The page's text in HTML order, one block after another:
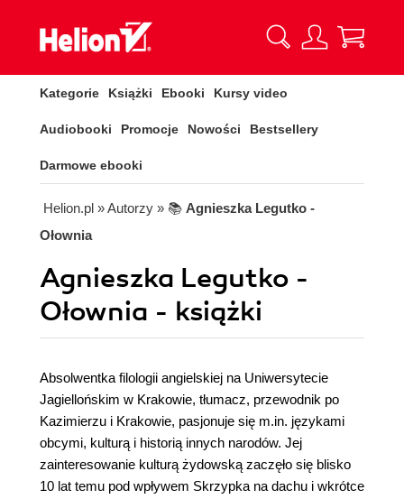
Kategorie Książki Ebooki Kursy video
Audiobooki Promocje Nowości Bestsellery
Darmowe ebooki
Helion.pl » Autorzy » 📚 Agnieszka Legutko -
Ołownia
Agnieszka Legutko -
Ołownia - książki
Absolwentka filologii angielskiej na Uniwersytecie
Jagiellońskim w Krakowie, tłumacz, przewodnik po
Kazimierzu i Krakowie, pasjonuje się m.in. językami
obcymi, kulturą i historią innych narodów. Jej
zainteresowanie kulturą żydowską zaczęło się blisko
10 lat temu pod wpływem Skrzypka na dachu i wkrótce